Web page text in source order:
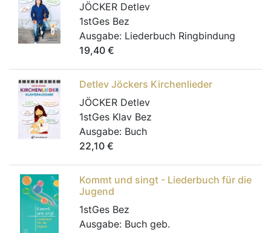
JÖCKER Detlev
1stGes Bez
Ausgabe: Liederbuch Ringbindung
19,40 €
Detlev Jöckers Kirchenlieder
JÖCKER Detlev
1stGes Klav Bez
Ausgabe: Buch
22,10 €
Kommt und singt - Liederbuch für die
Jugend
1stGes Bez
Ausgabe: Buch geb.